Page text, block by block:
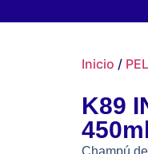
Inicio /
K89
450ml